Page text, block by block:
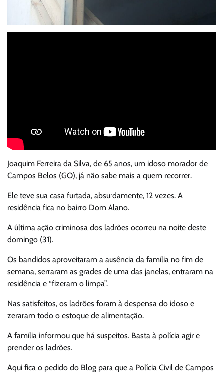
Joaquim Ferreira da Silva, de 65 anos, um idoso morador de
Campos Belos (GO), já não sabe mais a quem recorrer.
Ele teve sua casa furtada, absurdamente, 12 vezes. A
residência fica no bairro Dom Alano.
A última ação criminosa dos ladrões ocorreu na noite deste
domingo (31).
Os bandidos aproveitaram a ausência da família no fim de
semana, serraram as grades de uma das janelas, entraram na
residência e “fizeram o limpa”.
Nas satisfeitos, os ladrões foram à despensa do idoso e
zeraram todo o estoque de alimentação.
A família informou que há suspeitos. Basta à polícia agir e
prender os ladrões.
Aqui fica o pedido do Blog para que a Polícia Civil de Campos